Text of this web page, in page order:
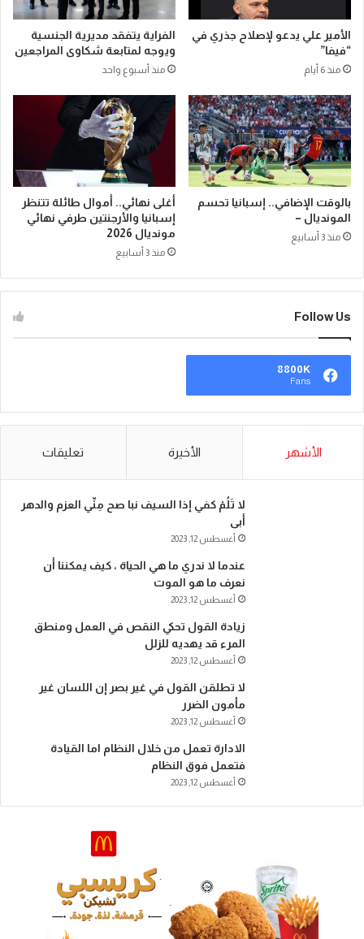
الأمير علي يدعو لإصلاح جذري في
“فيفا”
منذ 6 أيام
الفراية يتفقد مديرية الجنسية
ويوجه لمتابعة شكاوى المراجعين
منذ أسبوع واحد
بالوقت الإضافي.. إسبانيا تحسم
المونديال –
منذ 3 أسابيع
أغلى نهائي.. أموال طائلة تتنظر
إسبانيا والأرجنتين طرفي نهائي
مونديال 2026
منذ 3 أسابيع
Follow Us
8800K
Fans
الأشهر الأخيرة تعليقات
لا تَلُمْ كفي إذا السيف نبا صح مِنِّي العزم والدهر
أبى
أغسطس 12, 2023
عندما لا ندري ما هي الحياة ، كيف يمكننا أن
نعرف ما هو الموت
أغسطس 12, 2023
زيادة القول تحكي النقص في العمل ومنطق
المرء قد يهديه للزلل
أغسطس 12, 2023
لا تطلقن القول في غير بصر إن اللسان غير
مأمون الضرر
أغسطس 12, 2023
الادارة تعمل من خلال النظام اما القيادة
فتعمل فوق النظام
أغسطس 12, 2023